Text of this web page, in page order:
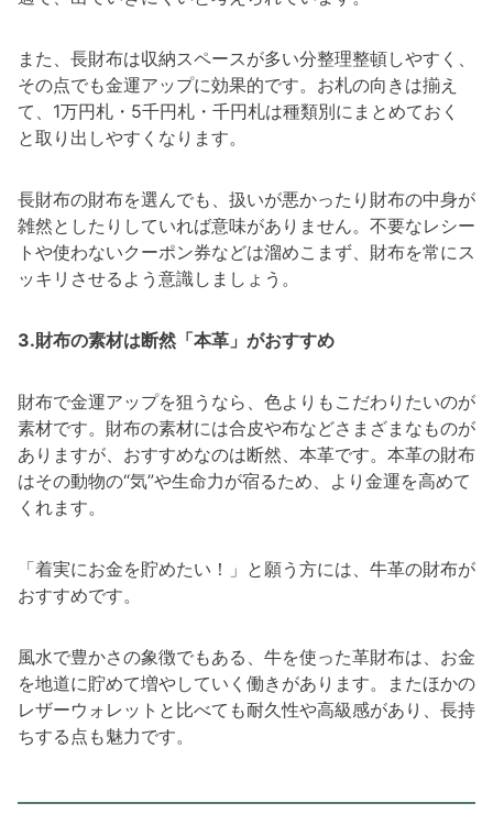
また、長財布は収納スペースが多い分整理整頓しやすく、
その点でも金運アップに効果的です。お札の向きは揃え
て、1万円札・5千円札・千円札は種類別にまとめておく
と取り出しやすくなります。
長財布の財布を選んでも、扱いが悪かったり財布の中身が
雑然としたりしていれば意味がありません。不要なレシー
トや使わないクーポン券などは溜めこまず、財布を常にス
ッキリさせるよう意識しましょう。
3.財布の素材は断然「本革」がおすすめ
財布で金運アップを狙うなら、色よりもこだわりたいのが
素材です。財布の素材には合皮や布などさまざまなものが
ありますが、おすすめなのは断然、本革です。本革の財布
はその動物の“気”や生命力が宿るため、より金運を高めて
くれます。
「着実にお金を貯めたい！」と願う方には、牛革の財布が
おすすめです。
風水で豊かさの象徴でもある、牛を使った革財布は、お金
を地道に貯めて増やしていく働きがあります。またほかの
レザーウォレットと比べても耐久性や高級感があり、長持
ちする点も魅力です。